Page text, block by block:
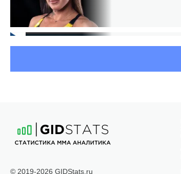
© 2019-2026 GIDStats.ru